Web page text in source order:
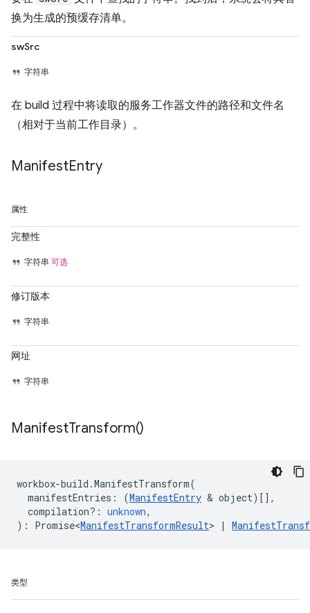
换为生成的预缓存清单。
swSrc
字符串
在 build 过程中将读取的服务工作器文件的路径和文件名
（相对于当前工作目录）。
ManifestEntry
属性
完整性
字符串 可选
修订版本
字符串
网址
字符串
ManifestTransform()
workbox-build .ManifestTransform(
manifestEntries : (ManifestEntry & object)[],
compilation? : unknown,
) : Promise<ManifestTransformResult> |
类型